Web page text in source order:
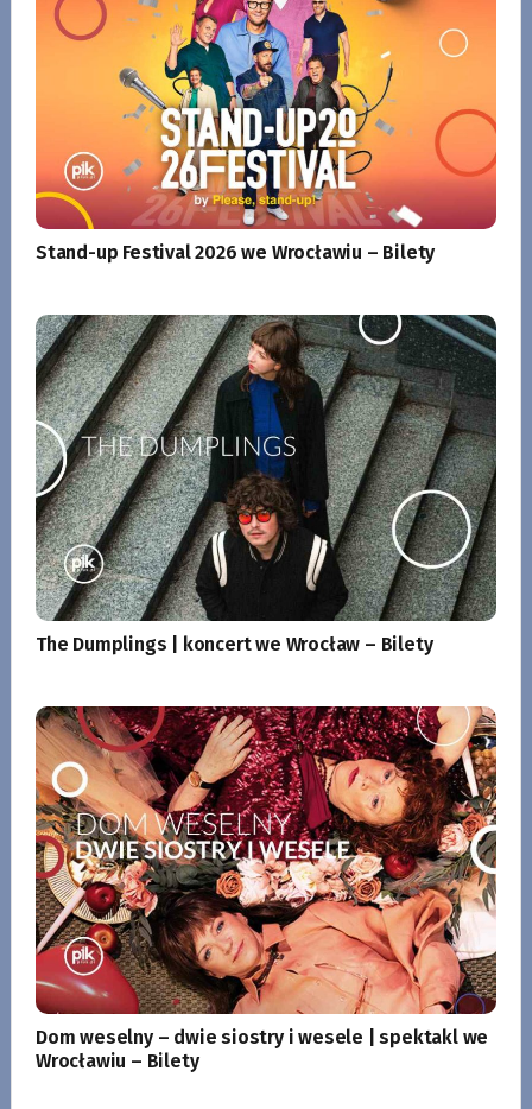
Stand-up Festival 2026 we Wrocławiu – Bilety
The Dumplings | koncert we Wrocław – Bilety
Dom weselny – dwie siostry i wesele | spektakl we
Wrocławiu – Bilety